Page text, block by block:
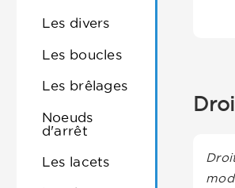
Les divers
Les boucles
Les brêlages
Noeuds
d'arrêt
Les lacets